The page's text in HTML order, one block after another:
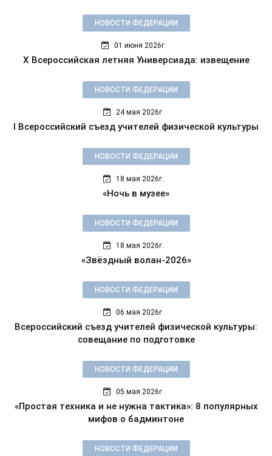
НОВОСТИ ФЕДЕРАЦИИ
01 июня 2026г.
X Всероссийская летняя Универсиада: извещение
НОВОСТИ ФЕДЕРАЦИИ
24 мая 2026г.
I Всероссийский съезд учителей физической культуры
НОВОСТИ ФЕДЕРАЦИИ
18 мая 2026г.
«Ночь в музее»
НОВОСТИ ФЕДЕРАЦИИ
18 мая 2026г.
«Звёздный волан-2026»
НОВОСТИ ФЕДЕРАЦИИ
06 мая 2026г.
Всероссийский съезд учителей физической культуры:
совещание по подготовке
НОВОСТИ ФЕДЕРАЦИИ
05 мая 2026г.
«Простая техника и не нужна тактика»: 8 популярных
мифов о бадминтоне
НОВОСТИ ФЕДЕРАЦИИ